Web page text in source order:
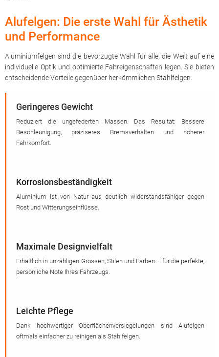
Alufelgen: Die erste Wahl für Ästhetik
und Performance
Aluminiumfelgen sind die bevorzugte Wahl für alle, die Wert auf eine
individuelle Optik und optimierte Fahreigenschaften legen. Sie bieten
entscheidende Vorteile gegenüber herkömmlichen Stahlfelgen:
Geringeres Gewicht
Reduziert die ungefederten Massen. Das Resultat: Bessere
Beschleunigung, präziseres Bremsverhalten und höherer
Fahrkomfort.
Korrosionsbeständigkeit
Aluminium ist von Natur aus deutlich widerstandsfähiger gegen
Rost und Witterungseinflüsse.
Maximale Designvielfalt
Erhältlich in unzähligen Grössen, Stilen und Farben – für die perfekte,
persönliche Note Ihres Fahrzeugs.
Leichte Pflege
Dank hochwertiger Oberflächenversiegelungen sind Alufelgen
oftmals einfacher zu reinigen als Stahlfelgen.